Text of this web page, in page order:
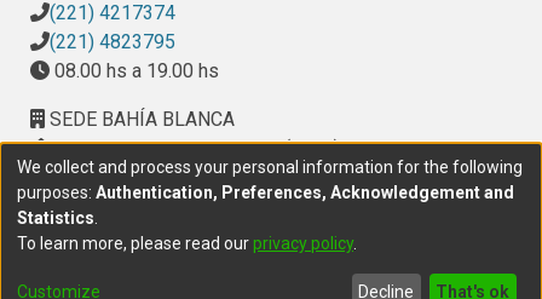
(221) 4217374
(221) 4823795
08.00 hs a 19.00 hs
SEDE BAHÍA BLANCA
Calle Ciudad de Cali 320 – (8000). Universidad
Provincial del Sudoeste (UPSO)
(291) 459 2550, interno 147
10.00 h a 14.00 h
We collect and process your personal information for the following
purposes: Authentication, Preferences, Acknowledgement and
Statistics
To learn more, please read ourprivacy policy.
Customize Decline That's ok